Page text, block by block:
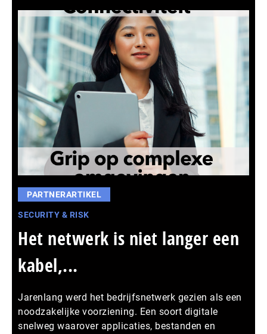
PARTNERARTIKEL
SECURITY & RISK
Het netwerk is niet langer een
kabel,...
Jarenlang werd het bedrijfsnetwerk gezien als een
noodzakelijke voorziening. Een soort digitale
snelweg waarover applicaties, bestanden en